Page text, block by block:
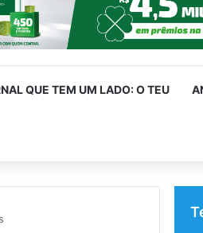
QUE TEM UM LADO: O TEU